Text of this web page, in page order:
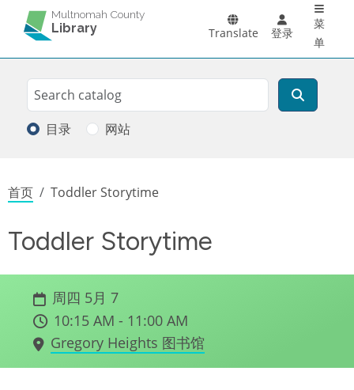
跳转到主要内容Multnomah County
Library Translate 登录
菜
单
Search
搜索
目录 网站
面包屑
首页 Toddler Storytime
Toddler Storytime
周四 5月 7
10:15 AM - 11:00 AM
Gregory Heights 图书馆